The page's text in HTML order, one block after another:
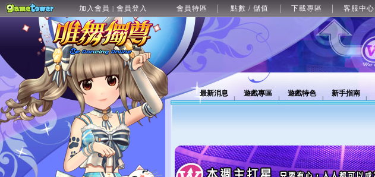
加入會員 | 會員登入 會員特區 點數 / 儲值 下載專區 客服中心
最新消息 遊戲專區 遊戲特色 新手指南